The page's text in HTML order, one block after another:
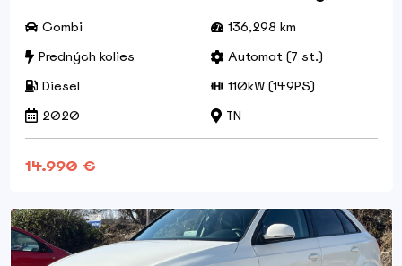
Combi
136,298 km
Predných kolies
Automat (7 st.)
Diesel
110kW (149PS)
2020
TN
14.990 €